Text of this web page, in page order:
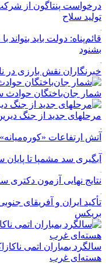
درخواست پنتاگون از
تولید سلاح
قائم‌پناه: دولت باید
بشنود
خبرنگاران نقش بارزی در
شمار جان‌باختگان حوادث سئوتا به
مرحله‎ای جدید از جنگ دیرین آمریکا علیه دیوان بین‌المللی کیفری
آتش ارتفاعات «کوره‌میانه» سروآباد
آبگیری سد مشمپا تا
نتایج نهایی آزمون دکتری سال ۱۴۰۵ اواخر مرداد اعلام
تأکید ایران و آفریقای
بریکس
سالگرد بمباران اتمی
هسته‌ای غرب